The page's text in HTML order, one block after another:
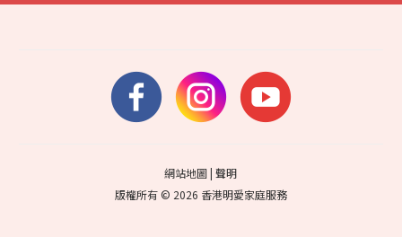
網站地圖|聲明
版權所有 © 2026 香港明愛家庭服務